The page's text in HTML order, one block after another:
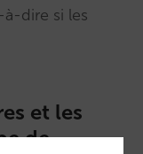
à-dire si les
et les
de